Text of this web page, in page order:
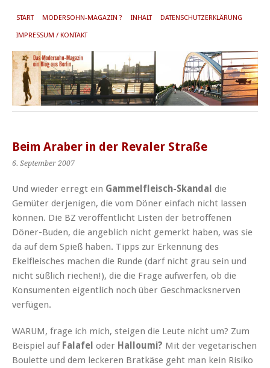
START MODERSOHN-MAGAZIN ? INHALT DATENSCHUTZERKLÄRUNG
IMPRESSUM / KONTAKT
Beim Araber in der Revaler Straße
6. September 2007
Und wieder erregt ein Gammelfleisch-Skandal die
Gemüter derjenigen, die vom Döner einfach nicht lassen
können. Die BZ veröffentlicht Listen der betroffenen
Döner-Buden, die angeblich nicht gemerkt haben, was sie
da auf dem Spieß haben. Tipps zur Erkennung des
Ekelfleisches machen die Runde (darf nicht grau sein und
nicht süßlich riechen!), die die Frage aufwerfen, ob die
Konsumenten eigentlich noch über Geschmacksnerven
verfügen.
WARUM, frage ich mich, steigen die Leute nicht um? Zum
Beispiel auf Falafel oder Halloumi? Mit der vegetarischen
Boulette und dem leckeren Bratkäse geht man kein Risiko